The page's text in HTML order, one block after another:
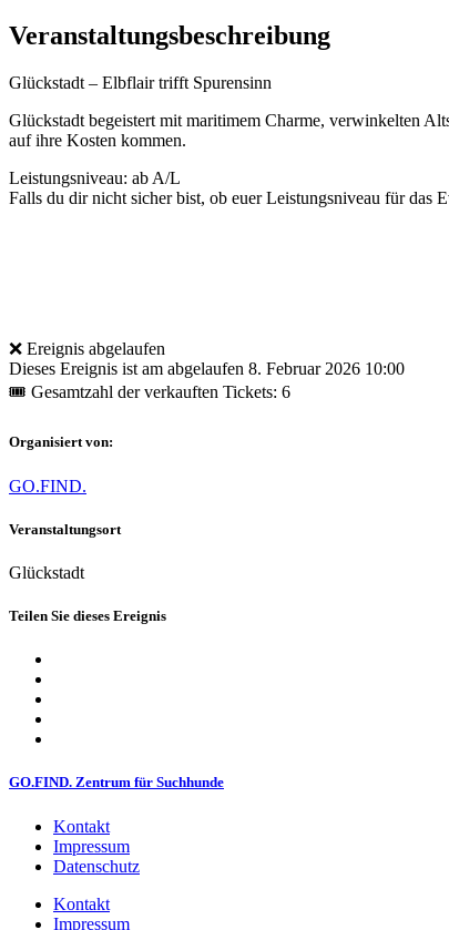
Veranstaltungsbeschreibung
Glückstadt – Elbflair trifft Spurensinn
Glückstadt begeistert mit maritimem Charme, verwinkelten
auf ihre Kosten kommen.
Leistungsniveau: ab A/L
Falls du dir nicht sicher bist, ob euer Leistungsniveau für das
❌ Ereignis abgelaufen
Dieses Ereignis ist am abgelaufen 8. Februar 2026 10:00
🎟 Gesamtzahl der verkauften Tickets: 6
Organisiert von:
GO.FIND.
Veranstaltungsort
Glückstadt
Teilen Sie dieses Ereignis
GO.FIND. Zentrum für Suchhunde
Kontakt
Impressum
Datenschutz
Kontakt
Impressum